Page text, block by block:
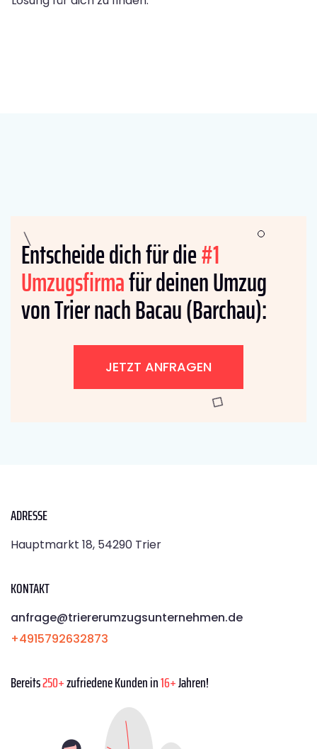
Entscheide dich für die#1
Umzugsfirmafür deinen Umzug
von Trier nach Bacau (Barchau):
JETZT ANFRAGEN
ADRESSE
Hauptmarkt 18, 54290 Trier
KONTAKT
anfrage@triererumzugsunternehmen.de
+4915792632873
Bereits250+zufriedene Kunden in16+Jahren!